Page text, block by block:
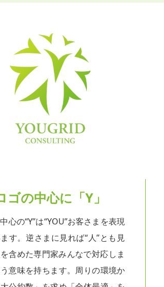
ゴの中心に「Y」
心の“Y”は“YOU”お客さまを表現
す。逆さまに見れば“人”とも見
含めた専門家みんなで対応しま
意味を持ちます。周りの環境か